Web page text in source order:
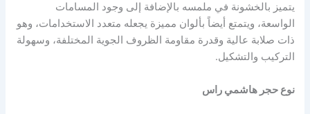
يتميز بالخشونة في ملمسه بالإضافة إلى وجود المسامات
الواسعة، ويتمتع أيضاً بألوان مميزة يجعله متعدد الاستخدامات، وهو
ذات صلابة عالية وقدرة مقاومة الظروف الجوية المختلفة، وسهولة
التركيب والتشكيل.
نوع حجر هاشمي راس